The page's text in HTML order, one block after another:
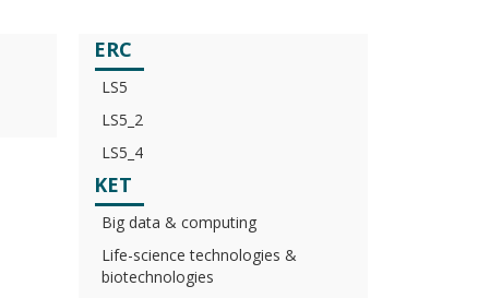
ERC
LS5
LS5_2
LS5_4
KET
Big data & computing
Life-science technologies &
biotechnologies